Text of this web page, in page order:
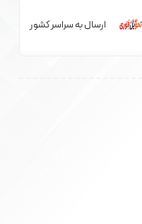
ارسال به سراسر کشور